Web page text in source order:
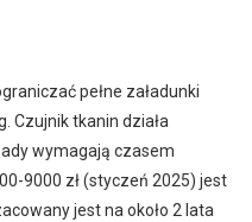
pełne załadunki
Czujnik tkanin działa
wymagają czasem
9000 zł (styczeń 2025) jest
jest na około 2 lata